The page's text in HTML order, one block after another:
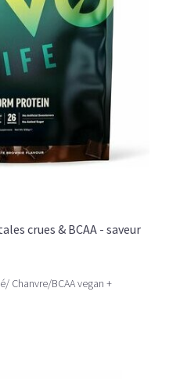
crues & BCAA - saveur
Chanvre/BCAA vegan +